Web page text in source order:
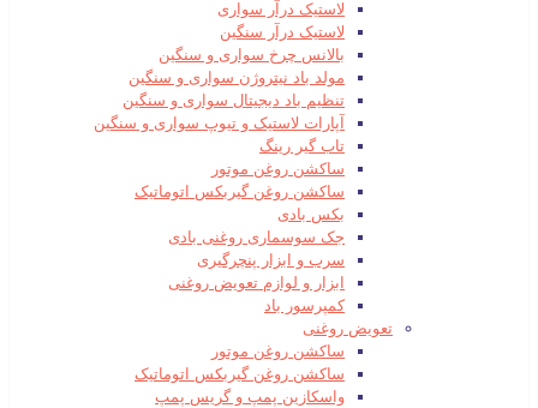
لاستیک درآر سواری
لاستیک درآر سنگین
بالانس چرخ سواری و سنگین
مولد باد نیتروژن سواری و سنگین
تنظیم باد دیجیتال سواری و سنگین
آپارات لاستیک و تیوپ سواری و سنگین
تاب گیر رینگ
ساکشن روغن موتور
ساکشن روغن گیربکس اتوماتیک
بکس بادی
جک سوسماری روغنی بادی
سرب و ابزار پنچرگیری
ابزار و لوازم تعویض روغنی
کمپرسور باد
تعویض روغنی
ساکشن روغن موتور
ساکشن روغن گیربکس اتوماتیک
واسکازین پمپ و گریس پمپ